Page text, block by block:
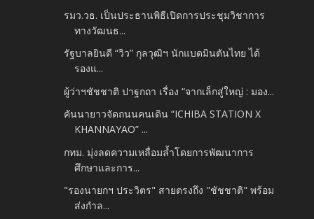
รมว.วธ. เป็นประธานพิธีเปิดการประชุมวิชาการ
ทางวัฒนธ...
รัฐบาลยินดี “วิว” กุลวุฒิฯ นักแบดมินตันไทย ได้
รองแ...
ผู้ว่าฯชัชชาติ ปาฐกถา เรื่อง “จากเล็กสู่ใหญ่ : มอง...
คันนายาวจัดถนนคนเดิน “ICHIBA STATION X
KHANNAYAO” ...
กทม. มุ่งลดความเหลื่อมล้ำโดยการพัฒนาการ
ศึกษาและการ...
"รองนายกฯ ประวิตร" สายตรงถึง "ชัชชาติ" พร้อม
ส่งกำล...